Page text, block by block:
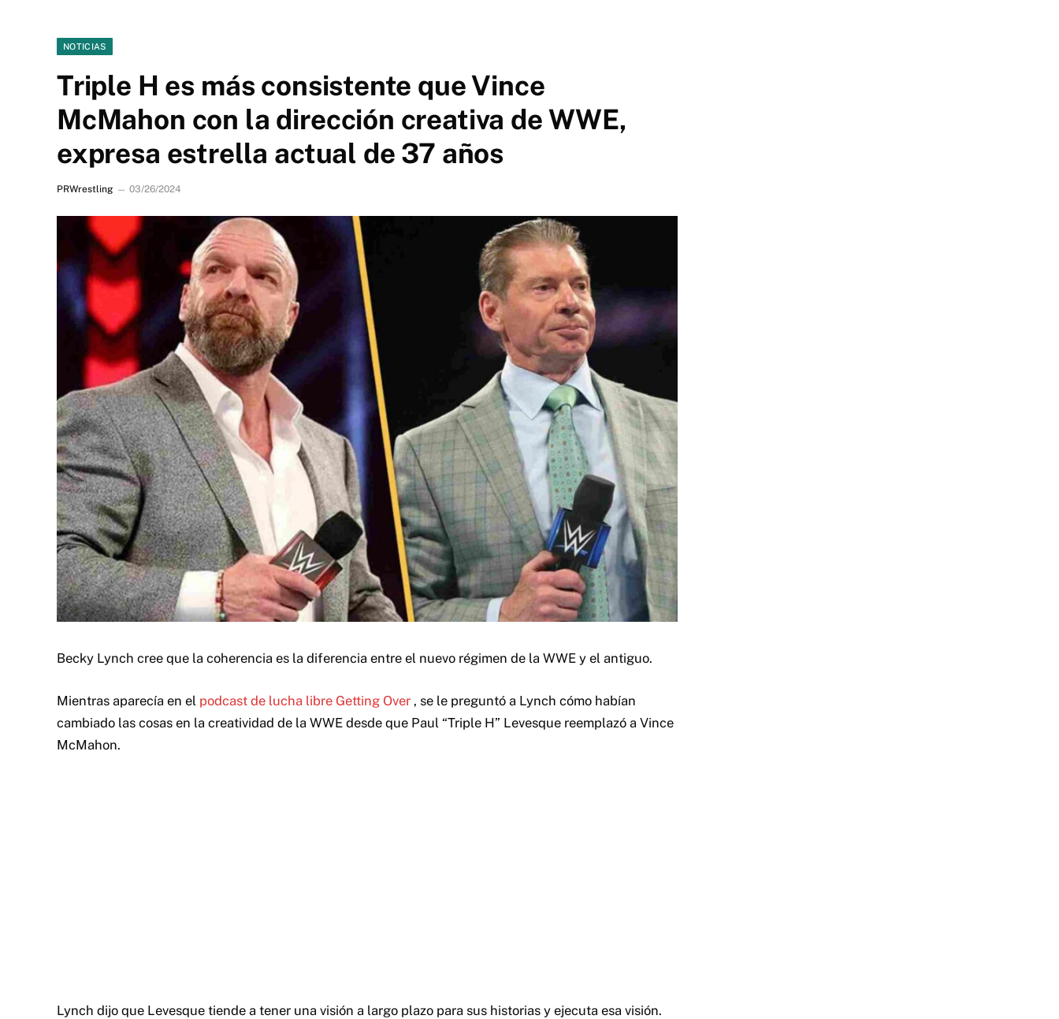
NOTICIAS
Triple H es más consistente que Vince
McMahon con la dirección creativa de WWE,
expresa estrella actual de 37 años
PRWrestling 03/26/2024
Becky Lynch cree que la coherencia es la diferencia entre el nuevo régimen de la WWE y el antiguo.
Mientras aparecía en el podcast de lucha libre Getting Over , se le preguntó a Lynch cómo habían
cambiado las cosas en la creatividad de la WWE desde que Paul “Triple H” Levesque reemplazó a Vince
McMahon.
Lynch dijo que Levesque tiende a tener una visión a largo plazo para sus historias y ejecuta esa visión.